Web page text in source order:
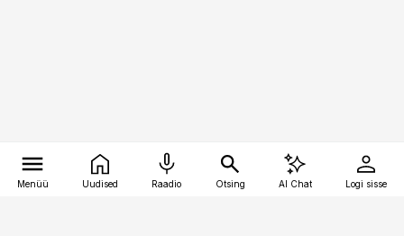
Menüü Uudised Raadio Otsing AI Chat Logi sisse